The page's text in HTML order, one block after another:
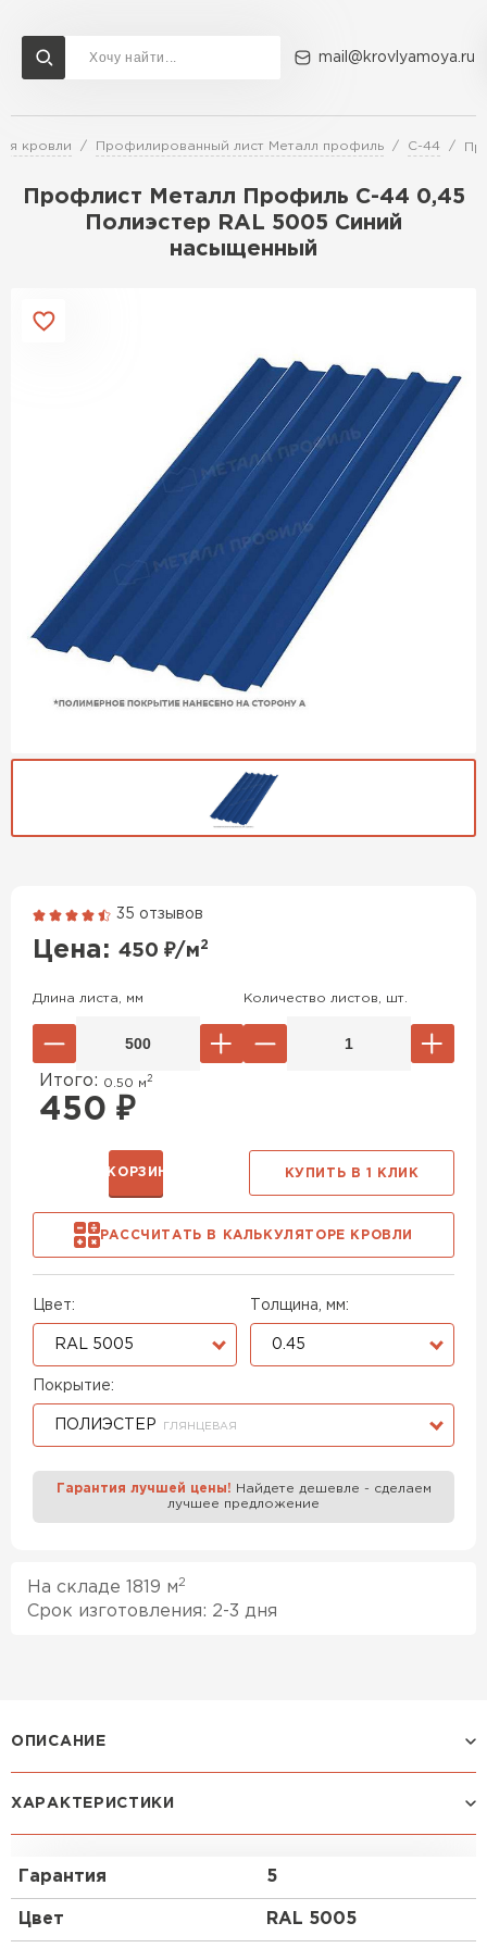
mail@krovlyamoya.ru
кровли Профилированный лист Металл профиль С-44
Профлист Металл Профиль С-44 0,45
Полиэстер RAL 5005 Синий
насыщенный
35 отзывов
Цена: 450 ₽/м2
Цвет:
RAL 5005
Толщина, мм:
0.45
Покрытие:
ПОЛИЭСТЕР ГЛЯНЦЕВАЯ
Длина листа, мм Количество листов, шт.
Итого: 0.50 м 2
450 ₽
РАССЧИТАТЬ В КАЛЬКУЛЯТОРЕ КРОВЛИ
В КОРЗИНУ КУПИТЬ В 1 КЛИК
Гарантия лучшей цены! Найдете дешевле - сделаем
лучшее предложение
На складе 1819 м 2
Срок изготовления: 2-3 дня
ОПИСАНИЕ
0,45) часто используется в Москве для монтажа
Общая толщина стальной основы с цинковым и
декоративно-защитным покрытием составляет
оборудовании металл приобретает рисунок из
ХАРАКТЕРИСТИКИ
Гарантия 5
Цвет RAL 5005
Сервисы расчета
Расчет штакетника для забора
Расчет водостока
Расчет софитов для кровли
Расчет кровли из профнастила
Доставка Контакты
Гибкая черепица
Профилированный лист